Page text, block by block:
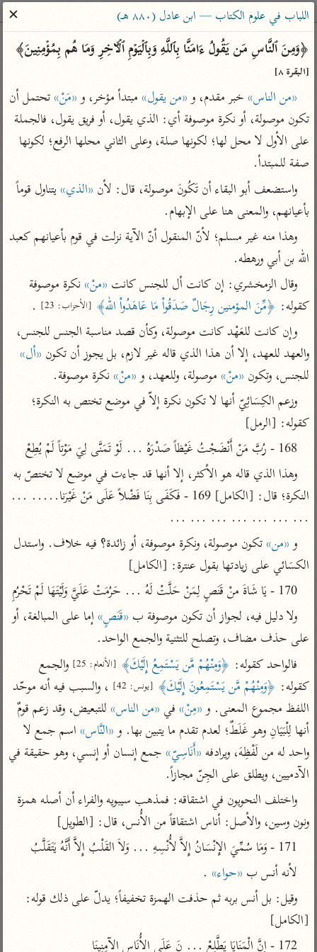
ساهم معنا في نشر القرآن والعلم الشرعي
الباحث القرآني
بحث مصاحف
Type 2 or more characters for results.
Type 1 or more
characters for results.
أمّهات
تفسير الطبري
تفسير ابن كثير
تفسير القرطبي
تفسير البغوي
جمع الأقوال
تفسير ابن الجوزي
تفسير الماوردي
منتقاة
تفسير ابن القيم
تفسير ابن تيمية
عامّة
تفسير السمعاني
تفسير مكّي
محاسن التأويل
للقاسمي
تفسير الثعالبي
تفسير السمرقندي
تفسير الثعلبي
عامّة
فتح البيان للقنوجي
فتح القدير للشوكاني
تفسير ابن جزي
موسوعات
تفسير الآلوسي
تفسير الرازي
أخرى
أضواء البيان
نظم الدرر للبقاعي
لغة وبلاغة
التحرير والتنوير
المحرر الوجيز لابن
عطية
البحر المحيط لأبي
حيان
البسيط للواحدي
تفسير أبي السعود
الكشاف للزمخشري
معاصرة
الميسر
المختصر في
التفسير
أيسر التفاسير
القرآن – تدبر وعمل
تفسير ابن عثيمين
مركَّزة العبارة
تفسير الجلالين
جامع البيان للإيجي
تفسير البيضاوي
تفسير النسفي
الوجيز للواحدي
تفسير ابن أبي زمنين
آثار
موسوعة التفسير
المأثور
تفسير ابن أبي حاتم
تفسير مقاتل
تفسير قتادة
اشترك لتصلك أخبار مشاريعنا
اشترك
راسلنا
تعليمات• عن الباحث القرآني
اللباب في علوم الكتاب — ابن عادل (٨٨٠ هـ)
✕
﴿وَمِنَ ٱلنَّاسِ مَن یَقُولُ ءَامَنَّا بِٱللَّهِ وَبِٱلۡیَوۡمِ ٱلۡـَٔاخِرِ وَمَا هُم بِمُؤۡمِنِینَ﴾
[البقرة ٨]
«من الناس» خبر مقدم، و «من يقول» مبتدأ مؤخر، و «مَنْ»
صفة للمبتدأ.
واستضعف أبو البقاء أن تَكُونَ موصولة، قال: لأن «الذي»
يتناول قوماً
بأعيانهم، والمعنى هنا على الإبهام.
الله بن أبي ورهطه.
وقال الزمخشري: إن كانت أل للجنس كانت «منْ»
كقوله: ﴿مِّنَ المؤمنين رِجَالٌ صَدَقُواْ مَا عَاهَدُواْ الله﴾ [الأحزاب: 23]
.
والعهد للعهد، إلا أن هذا الذي قاله غير لازم، بل يجوز أن تكون «أل»
للجنس، وتكون «منْ» موصولة، وللعهد، و «منْ» نكرة موصوفة.
كقوله: [الرمل]
168 - رُبَّ مَنْ أَنْضَجْتُ غَيْظاً صَدْرَهُ ... لَوْ تَمَنَّى لِيَ مَوْتاً لَمْ يُطِعْ
... ... ... ... ... ... ...
و «من»
الكسَائي على زيادتها بقول عنترة: [الكامل]
170 - يَا شَاةَ منْ قَنَصٍ لِمَنْ حَلَّتْ لَهُ ... حَرُمَتْ عَلَيَّ وَلَيْتَهَا لَمْ تَحْرُمِ
ولا دليل فيه، لجواز أن تكون موصوفة ب «قَنَصٍ»
إما على المبالغة، أو
على حذف مضاف، وتصلح للتثنية والجمع الواحد.
فالواحد كقوله: ﴿وَمِنْهُمْ مَّن يَسْتَمِعُ إِلَيْكَ﴾ [الأنعام: 25]
كقوله: ﴿وَمِنْهُمْ مَّن يَسْتَمِعُونَ إِلَيْكَ﴾ [يونس: 42]
اللفظ مجموع المعنى. و «مِنْ» في «من الناس»
أنها لِلْبَيَانِ وهو غَلَطٌ؛ لعدم تقدم ما يتبين بها. و «النَّاس»
واحد له من لَفْظِهَ، ويرادفه «أَنَاسِيّ»
الآدميين، ويطلق على الجِنّ مجازاً.
ونون وسين، والأصل: أناس اشتقاقاً من الأُنس، قال: [الطويل]
171 - وَمَا سُمِّيَ الإِنْسَانُ إِلاَّ لأُنْسِهِ ... وَلاَ القَلْبُ إِلاَّ أَنَّهُ يَتَقَلَّبُ
لأنه أنس ب «حواء» .
[الكامل]
172 - إِنَّ الْمَنَايَا يَطَّلِعْ ... نَ عَلَى الأُنَاسِ الآمِنِينَا